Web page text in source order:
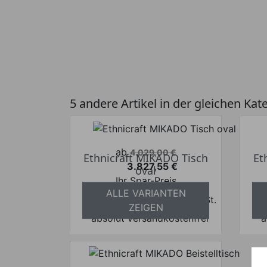
5 andere Artikel in der gleichen
Verkaufspreis
ab 4.029,00 €
Preis
3.827,55 €
Ihr Spar-Preis
Preise inkl. ges. MwSt.
absolut versandkostenfrei
Ethnicraft MIKADO Tisch
oval
ALLE VARIANTEN
ZEIGEN